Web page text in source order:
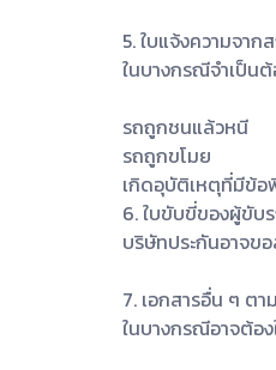
5. ใบแจ้งความจา
ในบางกรณีจำเป็นต้
รถถูกชนแล้วหนี
รถถูกขโมย
เกิดอุบัติเหตุที่มีข้
6. ใบขับขี่ของผู้ขับ
บริษัทประกันอาจข
7. เอกสารอื่น ๆ ต
ในบางกรณีอาจต้อง